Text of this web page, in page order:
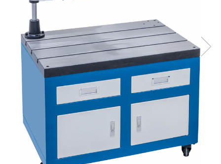
Strunguri cu cutie de viteze
Strunguri cu surub de ghidare
Strunguri de precizie
Strunguri metal cu freza
Strunguri universale
Strunguri universale cu afisaj
digital
Strunguri universale cu viteza
variabila
Masini de gaurit
Masini de gaurit - Vario - cu masa
si coloana